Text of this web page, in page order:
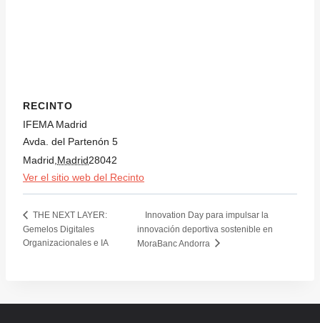
RECINTO
IFEMA Madrid
Avda. del Partenón 5
Madrid Madrid28042
Ver el sitio web del Recinto
THE NEXT LAYER:
Gemelos Digitales
Organizacionales e IA
Innovation Day para impulsar la
innovación deportiva sostenible en
MoraBanc Andorra